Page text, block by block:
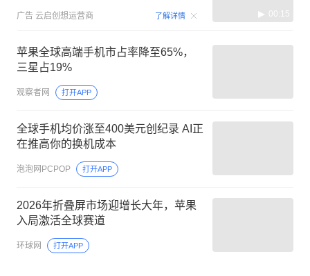
广告 云启创想运营商 了解详情 00:15
苹果全球高端手机市占率降至65%，
三星占19%
观察者网 打开APP
全球手机均价涨至400美元创纪录 AI正
在推高你的换机成本
泡泡网PCPOP 打开APP
2026年折叠屏市场迎增长大年，苹果
入局激活全球赛道
环球网 打开APP